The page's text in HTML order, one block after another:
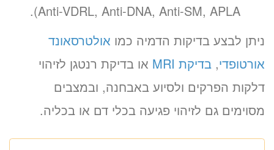
Anti-VDRL, Anti-DNA, Anti-SM, APLA).
ניתן לבצע בדיקות הדמיה כמו אולטרסאונד
אורטופדי, בדיקת MRI
או בדיקת רנטגן לזיהוי
דלקות הפרקים ולסיוע באבחנה, ובמצבים
מסוימים גם לזיהוי פגיעה בכלי דם או בכליה.